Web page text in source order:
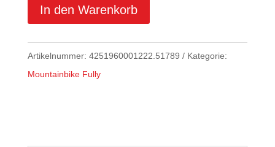
In den Warenkorb
Artikelnummer: 4251960001222.51789
Kategorie:
Mountainbike Fully